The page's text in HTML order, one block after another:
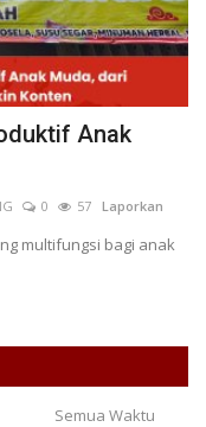
Anak
0 57 Laporkan
multifungsi bagi anak
Semua Waktu